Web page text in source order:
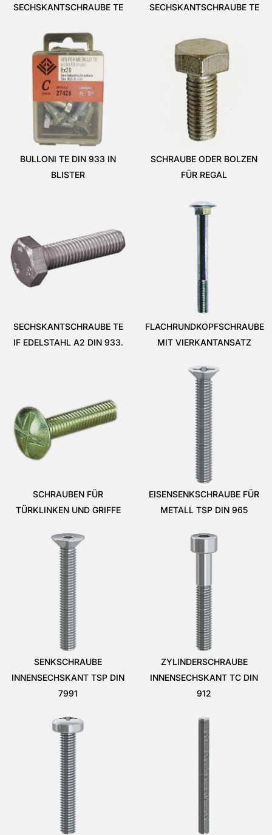
SECHSKANTSCHRAUBE TE SECHSKANTSCHRAUBE TE
BULLONI TE DIN 933 IN
BLISTER
SCHRAUBE ODER BOLZEN
FÜR REGAL
SECHSKANTSCHRAUBE TE
IF EDELSTAHL A2 DIN 933.
FLACHRUNDKOPFSCHRAUBE
MIT VIERKANTANSATZ
SCHRAUBEN FÜR
TÜRKLINKEN UND GRIFFE
EISENSENKSCHRAUBE FÜR
METALL TSP DIN 965
SENKSCHRAUBE
INNENSECHSKANT TSP DIN
7991
ZYLINDERSCHRAUBE
INNENSECHSKANT TC DIN
912